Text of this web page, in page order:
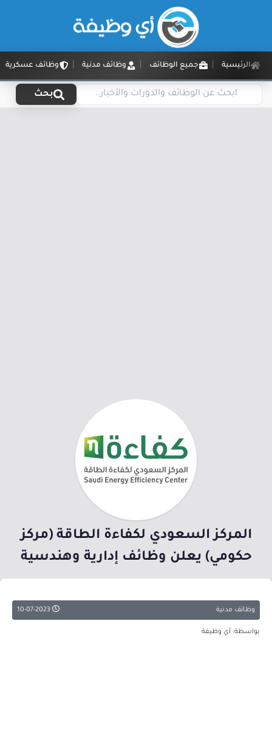
الرئيسية جميع الوظائف وظائف مدنية وظائف عسكرية
بحث
المركز السعودي لكفاءة الطاقة (مركز
حكومي) يعلن وظائف إدارية وهندسية
وظائف مدنية
بواسطة: أي وظيفة